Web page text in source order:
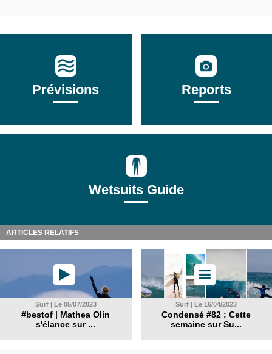
Prévisions Reports
Wetsuits Guide
ARTICLES RELATIFS
Surf | Le 05/07/2023
#bestof | Mathea Olin
s'élance sur ...
Surf | Le 16/04/2023
Condensé #82 : Cette
semaine sur Su...